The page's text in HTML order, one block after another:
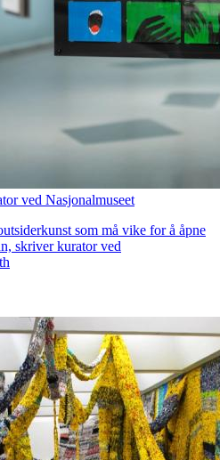
ved Nasjonalmuseet
som må vike for å åpne
skriver kurator ved